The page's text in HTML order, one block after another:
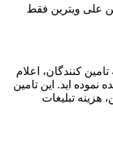
علی ویترین فقط
کنندگان، اعلام
نموده اید. این تامین
تبلیغات